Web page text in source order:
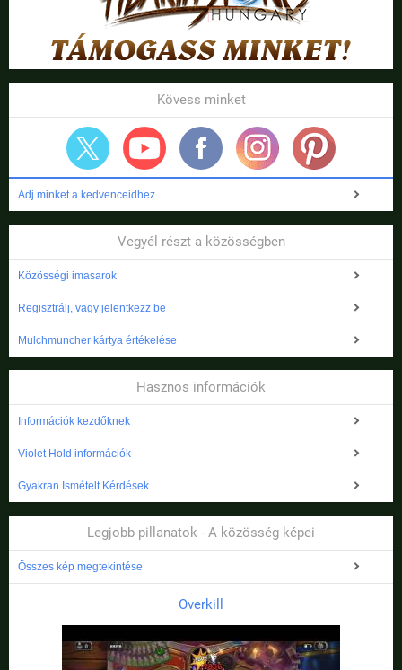
Kövess minket
Adj minket a kedvenceidhez
Vegyél részt a közösségben
Közösségi imasarok
Regisztrálj, vagy jelentkezz be
Mulchmuncher kártya értékelése
Hasznos információk
Információk kezdőknek
Violet Hold információk
Gyakran Ismételt Kérdések
Legjobb pillanatok - A közösség képei
Összes kép megtekintése
Overkill